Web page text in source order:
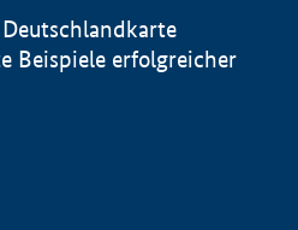
Beispiele erfolgreicher